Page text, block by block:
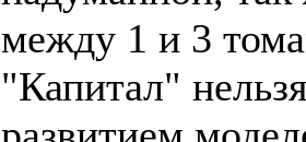
между 1 и 3
"Капитал"